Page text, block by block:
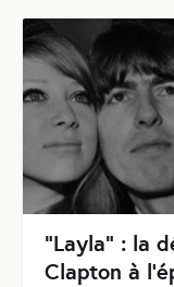
“Layla” : la
Clapton à